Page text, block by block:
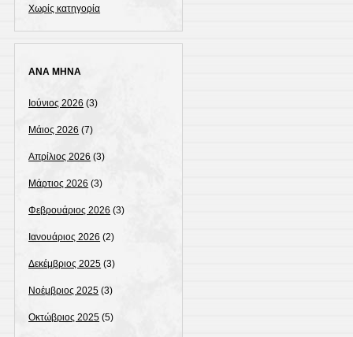
Χωρίς κατηγορία
ΑΝΑ ΜΗΝΑ
Ιούνιος 2026 (3)
Μάιος 2026 (7)
Απρίλιος 2026 (3)
Μάρτιος 2026 (3)
Φεβρουάριος 2026 (3)
Ιανουάριος 2026 (2)
Δεκέμβριος 2025 (3)
Νοέμβριος 2025 (3)
Οκτώβριος 2025 (5)